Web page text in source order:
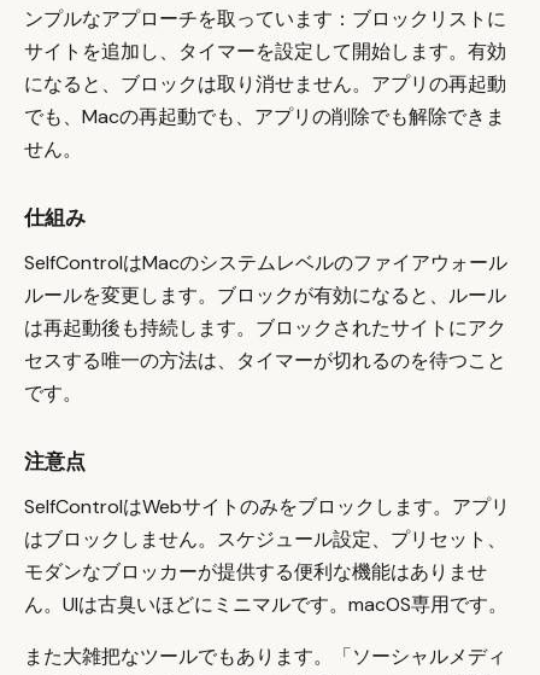
ンプルなアプローチを取っています：ブロックリストに
サイトを追加し、タイマーを設定して開始します。有効
になると、ブロックは取り消せません。アプリの再起動
でも、Macの再起動でも、アプリの削除でも解除できま
せん。
仕組み
SelfControlはMacのシステムレベルのファイアウォール
ルールを変更します。ブロックが有効になると、ルール
は再起動後も持続します。ブロックされたサイトにアク
セスする唯一の方法は、タイマーが切れるのを待つこと
です。
注意点
SelfControlはWebサイトのみをブロックします。アプリ
はブロックしません。スケジュール設定、プリセット、
モダンなブロッカーが提供する便利な機能はありませ
ん。UIは古臭いほどにミニマルです。macOS専用です。
また大雑把なツールでもあります。「ソーシャルメディ